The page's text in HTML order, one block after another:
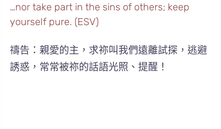
…nor take part in the sins of others; keep
yourself pure. (ESV)
禱告：親愛的主，求祢叫我們遠離試探，逃避
誘惑，常常被祢的話語光照、提醒！